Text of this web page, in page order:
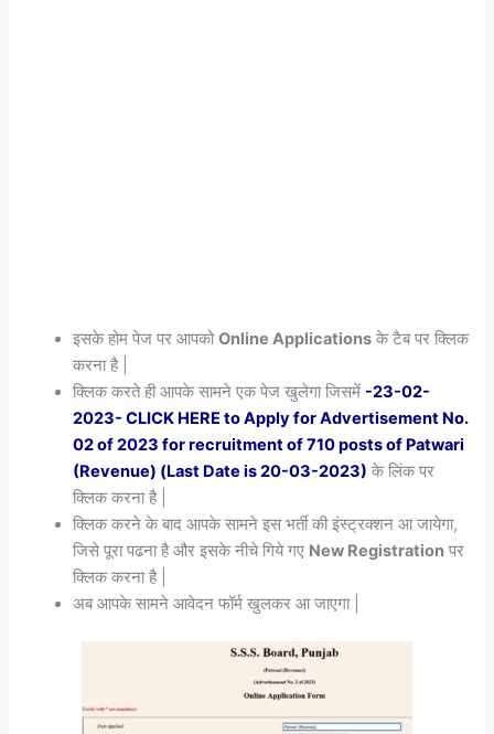
इसके होम पेज पर आपकोOnline Applications के टैब पर क्लिक
करना है |
क्लिक करते ही आपके सामने एक पेज खुलेगा जिसमें -23-02-
2023- CLICK HERE to Apply for Advertisement No.
02 of 2023 for recruitment of 710 posts of Patwari
(Revenue) (Last Date is 20-03-2023) के लिंक पर
क्लिक करना है |
क्लिक करने के बाद आपके सामने इस भर्ती की इंस्ट्रक्शन आ जायेगा,
जिसे पूरा पढना है और इसके नीचे गिये गए New Registration पर
क्लिक करना है |
अब आपके सामने आवेदन फॉर्म खुलकर आ जाएगा |